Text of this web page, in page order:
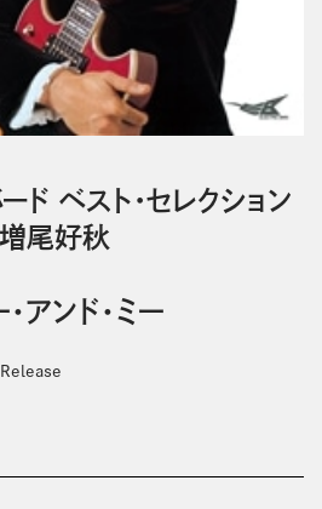
ド ベスト・セレクション
増尾好秋
アンド・ミー